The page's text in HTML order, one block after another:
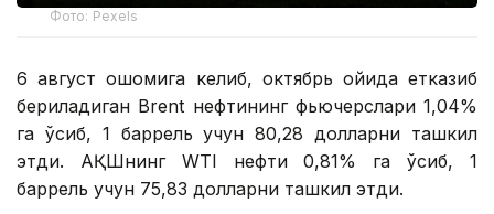
Фото: Pexels
6 август оқшомига келиб, октябрь ойида етказиб
бериладиган Brent нефтининг фьючерслари 1,04%
га ўсиб, 1 баррель учун 80,28 долларни ташкил
этди. АҚШнинг WTI нефти 0,81% га ўсиб, 1
баррель учун 75,83 долларни ташкил этди.